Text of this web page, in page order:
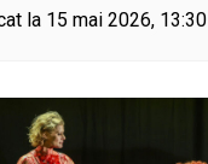
la 15 mai 2026, 13:30